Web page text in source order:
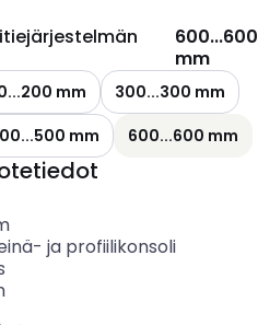
600...600
mm
mm
300...300 mm
mm 600...600 mm
ja profiilikonsoli